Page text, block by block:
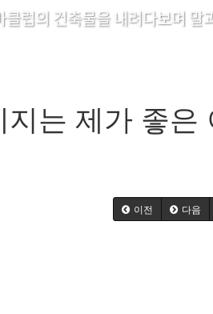
럽의 건축물을 내려다보며
는 제가 좋은
이전 다음